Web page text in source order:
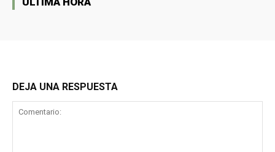
DEJA UNA RESPUESTA